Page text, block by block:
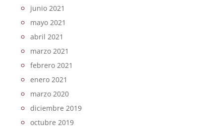
junio 2021
mayo 2021
abril 2021
marzo 2021
febrero 2021
enero 2021
marzo 2020
diciembre 2019
octubre 2019